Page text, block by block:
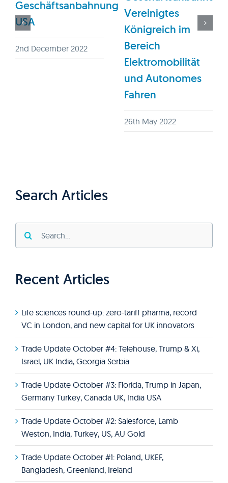
Geschäftsanbahnung
USA
2nd December 2022
Vereinigtes
Königreich im
Bereich
Elektromobilität
und Autonomes
Fahren
26th May 2022
Search Articles
for:
Recent Articles
Life sciences round-up: zero-tariff pharma, record
VC in London, and new capital for UK innovators
Trade Update October #4: Telehouse, Trump & Xi,
Israel, UK India, Georgia Serbia
Trade Update October #3: Florida, Trump in Japan,
Germany Turkey, Canada UK, India USA
Trade Update October #2: Salesforce, Lamb
Weston, India, Turkey, US, AU Gold
Trade Update October #1: Poland, UKEF,
Bangladesh, Greenland, Ireland